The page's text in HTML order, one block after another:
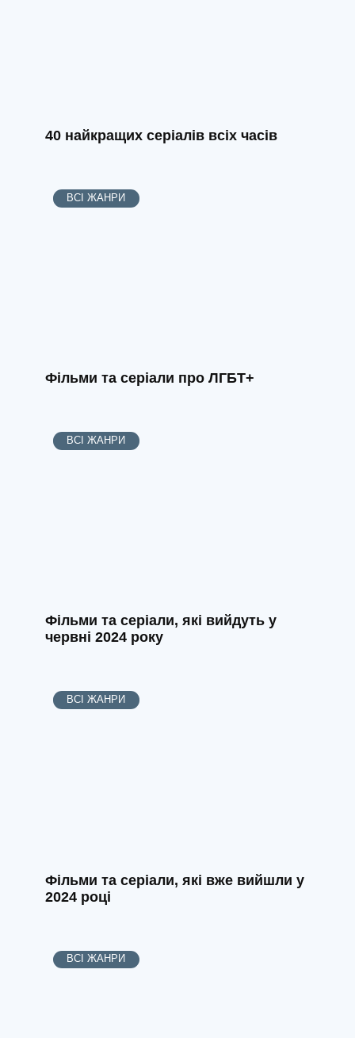
40 найкращих серіалів всіх часів
ВСІ ЖАНРИ
Фільми та серіали про ЛГБТ+
ВСІ ЖАНРИ
Фільми та серіали, які вийдуть у
червні 2024 року
ВСІ ЖАНРИ
Фільми та серіали, які вже вийшли у
2024 році
ВСІ ЖАНРИ